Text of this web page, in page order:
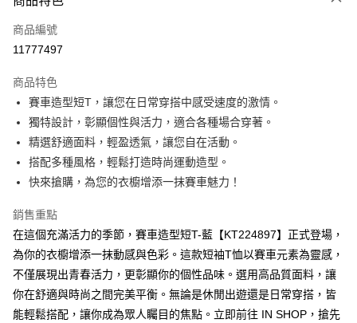
信用卡一次付款
超商取貨付款
Apple Pay
街口支付
Google Pay
大哥付你分期
相關說明
1.本服務由台灣大哥大提供，台灣大哥大用戶可立即使用無須另外申請。
2.付款方式選擇「大哥付你分期」，訂單成立後會自動跳轉到大哥付的交易
流程，驗證手機門號後，選擇欲分期的期數、繳款截止日，確認付款後即完
成交易。
3.實際核准額度、可分期數及費用金額請依後續交易確認頁面所載為準。
4.訂單成立30分鐘內，如未前往確認交易或遇審核未通過，訂單將自動取
AFTEE先享後付
相關說明
【關於「AFTEE先享後付」】
AFTEE先享後付是「在收到商品之後才付款」的支付方式。 讓您購物簡單
便利好安心！
１．簡單：不需註冊會員、不需綁卡、不需儲值。
商品編號
11777497
商品特色
賽車造型短T，讓您在日常穿搭中感受速度的激情。
獨特設計，彰顯個性與活力，適合各種場合穿著。
精選舒適面料，輕盈透氣，讓您自在活動。
搭配多種風格，輕鬆打造時尚運動造型。
快來搶購，為您的衣櫥增添一抹賽車魅力！
銷售重點
在這個充滿活力的季節，賽車造型短T-藍【KT224897】正式登場，
為你的衣櫥增添一抹動感與色彩。這款短袖T恤以賽車元素為靈感，
不僅展現出青春活力，更彰顯你的個性品味。選用高品質面料，讓
你在舒適與時尚之間完美平衡。無論是休閒出遊還是日常穿搭，皆
能輕鬆搭配，讓你成為眾人矚目的焦點。立即前往 IN SHOP，搶先